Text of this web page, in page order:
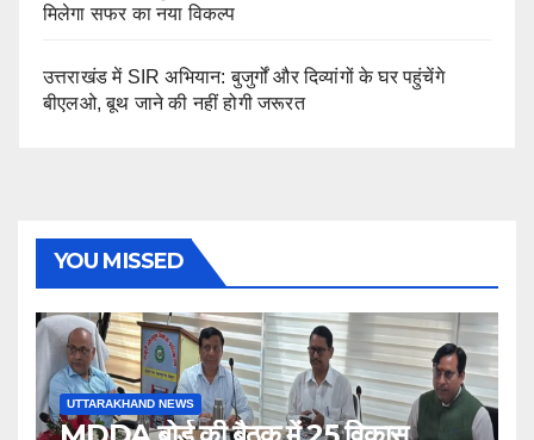
मिलेगा सफर का नया विकल्प
उत्तराखंड में SIR अभियान: बुजुर्गों और दिव्यांगों के घर पहुंचेंगे
बीएलओ, बूथ जाने की नहीं होगी जरूरत
YOU MISSED
UTTARAKHAND NEWS